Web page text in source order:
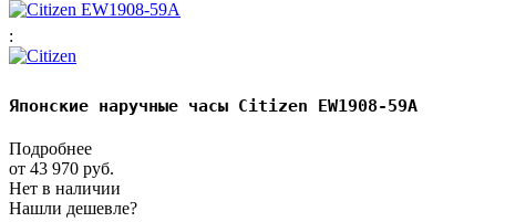
:
Японские наручные часы Citizen EW1908-59A
Подробнее
от 43 970 руб.
Нет в наличии
Нашли дешевле?